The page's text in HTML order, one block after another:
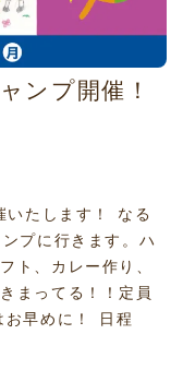
ンプ開催！
いたします！ なる
プに行きます。ハ
ト、カレー作り、
まってる！！定員
早めに！ 日程